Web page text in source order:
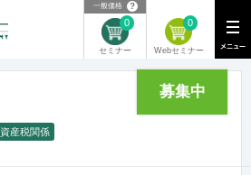
一般価格 ？
セミナー
0
Webセミナー
0
資産税関係
募集中